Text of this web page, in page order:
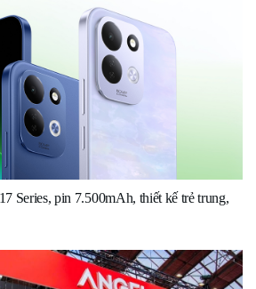
Series, pin 7.500mAh, thiết kế trẻ trung,